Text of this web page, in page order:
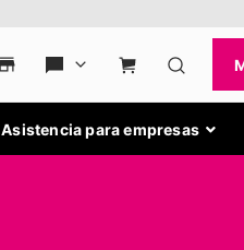
Asistencia para empresas